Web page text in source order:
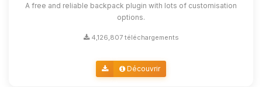
A free and reliable backpack plugin with lots of customisation
options.
4,126,807 téléchargements
Découvrir